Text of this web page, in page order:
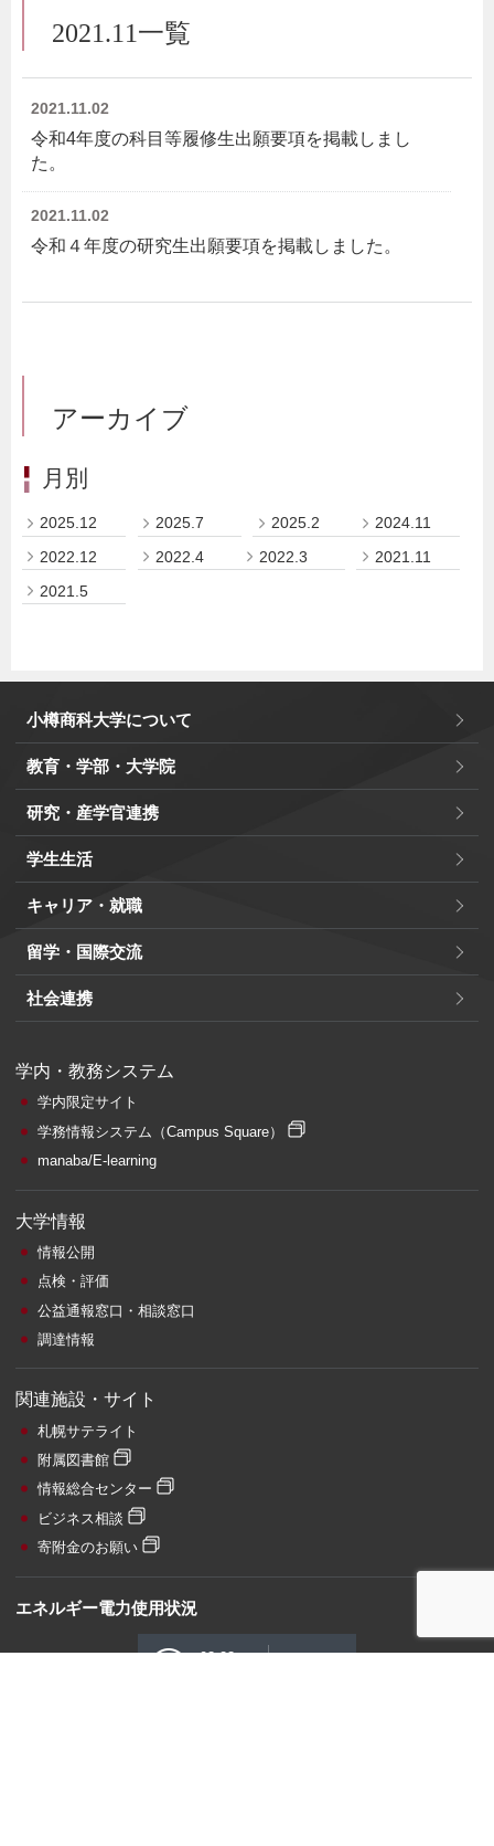
2021.11一覧
2021.11.02
令和4年度の科目等履修生出願要項を掲載しまし
た。
2021.11.02
令和４年度の研究生出願要項を掲載しました。
アーカイブ
月別
2025.12 2025.7 2025.2
2024.11
2022.12
2022.4 2022.3
2021.11
2021.5
小樽商科大学について
教育・学部・大学院
研究・産学官連携
学生生活
キャリア・就職
留学・国際交流
社会連携
学内・教務システム
学内限定サイト
学務情報システム （Campus Square）
manaba/E-learning
大学情報
情報公開
点検・評価
公益通報窓口・相談窓口
調達情報
関連施設・サイト
札幌サテライト
附属図書館
情報総合センター
ビジネス相談
寄附金のお願い
エネルギー電力使用状況
03:23